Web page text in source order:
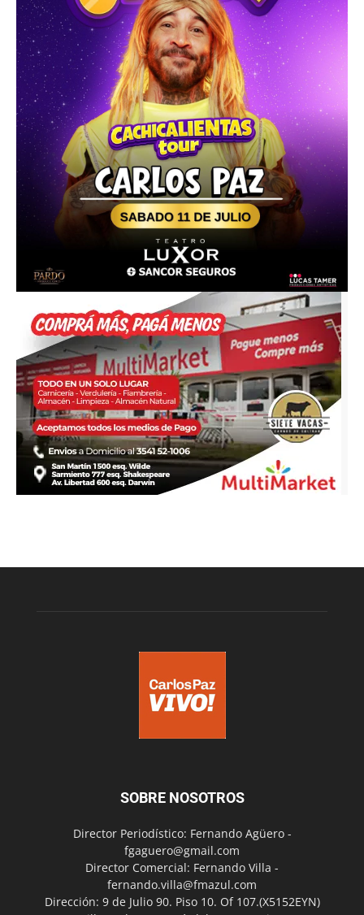
SOBRE NOSOTROS
Director Periodístico: Fernando Agüero -
fgaguero@gmail.com
Director Comercial: Fernando Villa -
fernando.villa@fmazul.com
Dirección: 9 de Julio 90. Piso 10. Of 107.(X5152EYN)